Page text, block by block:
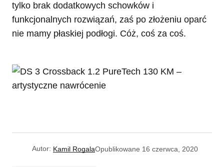
tylko brak dodatkowych schowków i
funkcjonalnych rozwiązań, zaś po złożeniu oparć
nie mamy płaskiej podłogi. Cóż, coś za coś.
Autor: Kamil RogalaOpublikowane 16 czerwca, 2020